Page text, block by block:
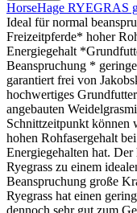
HorseHage RYEGRAS
Ideal für normal
Freizeitpferde* hoher
Energiegehalt
Beanspruchung *
garantiert frei von
hochwertiges
angebauten
Schnittzeitpunkt können
hohen Rohfasergehalt
Energiegehalten hat.
Ryegrass zu einem
Beanspruchung große
Ryegrass hat einen
dennoch sehr gut zum